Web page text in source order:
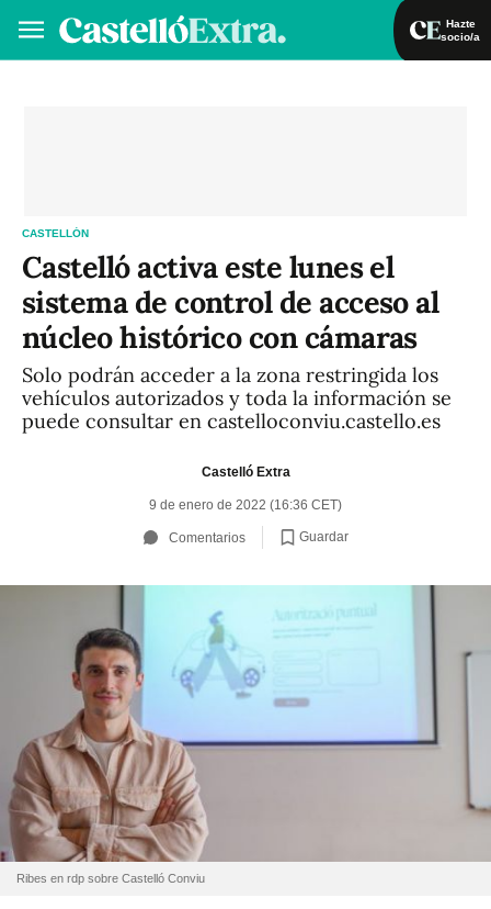
Hazte
socio/a
CASTELLÓN
Castelló activa este lunes el
sistema de control de acceso al
núcleo histórico con cámaras
Solo podrán acceder a la zona restringida los
vehículos autorizados y toda la información se
puede consultar en castelloconviu.castello.es
Castelló Extra
9 de enero de 2022 (16:36 CET)
Comentarios Guardar
Ribes en rdp sobre Castelló Conviu